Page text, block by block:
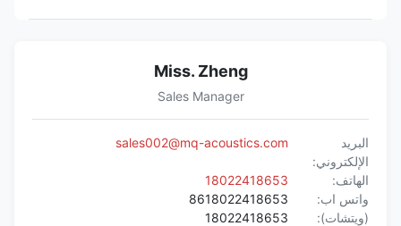
Miss. Zheng
Sales Manager
الإلكتروني:
sales002@mq-acoustics.com
الهاتف:
18022418653
واتس اب:
8618022418653
(ويتشات):
18022418653